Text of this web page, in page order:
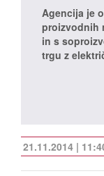
Agencija je
proizvodnih
in s
trgu z
21.11.2014 |